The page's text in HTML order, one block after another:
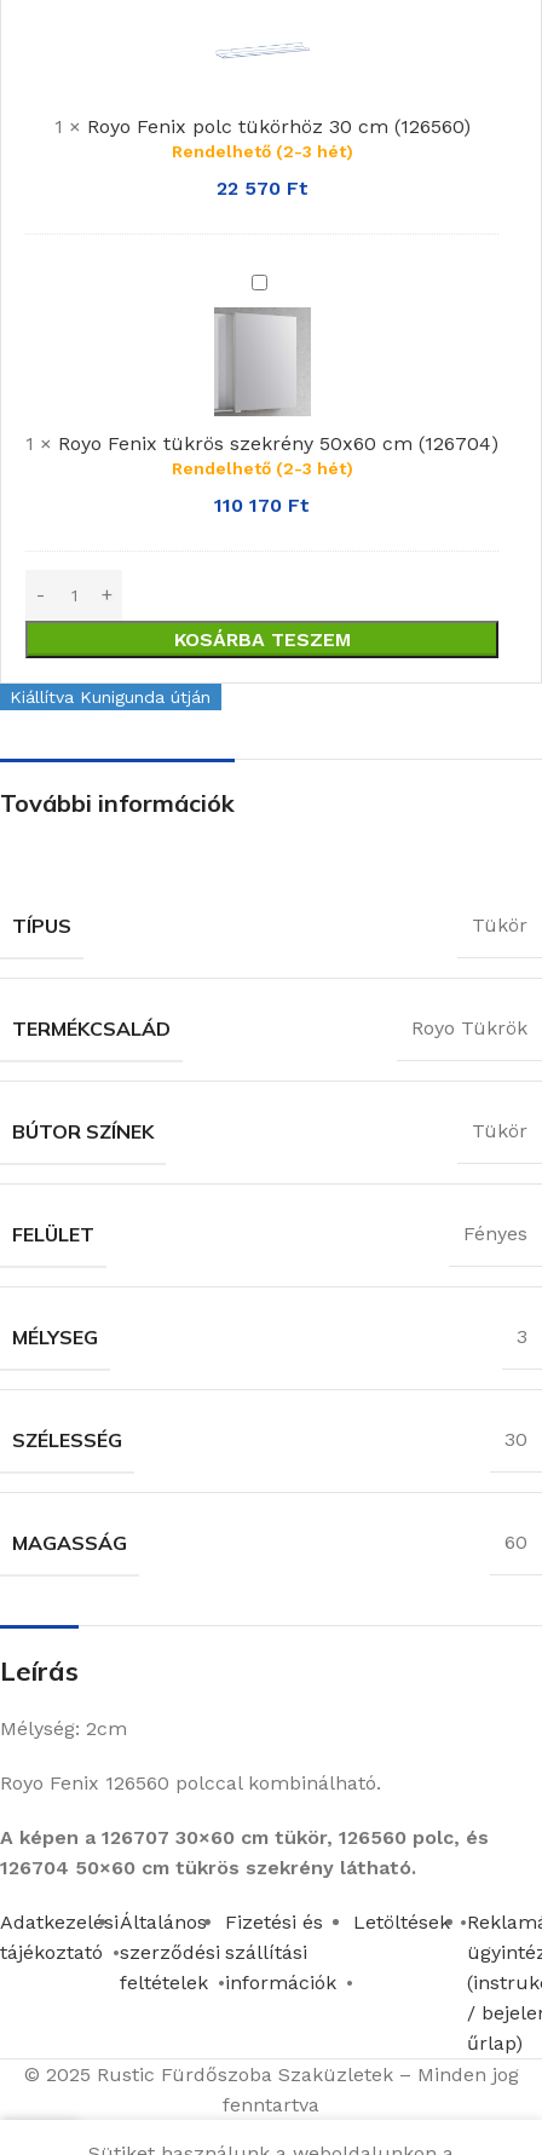
cm
(126560)
1 × Royo Fenix polc tükörhöz 30 cm (126560)
Rendelhető (2-3 hét)
22 570 Ft
Royo
Fenix
cm
(126704)
1 × Royo Fenix tükrös szekrény 50x60 cm (126704)
Rendelhető (2-3 hét)
110 170 Ft
KOSÁRBA TESZEM
Kiállítva Kunigunda útján
További információk
TÍPUS Tükör
TERMÉKCSALÁD Royo Tükrök
BÚTOR SZÍNEK Tükör
FELÜLET Fényes
MÉLYSEG 3
SZÉLESSÉG 30
MAGASSÁG 60
Leírás
Mélység: 2cm
Royo Fenix 126560 polccal kombinálható.
A képen a 126707 30×60 cm tükör, 126560 polc, és
126704 50×60 cm tükrös szekrény látható.
Adatkezelési
tájékoztató
Általános
szerződési
feltételek
Fizetési és
szállítási
információk
Letöltések
/
űrlap)
© 2025 Rustic Fürdőszoba Szaküzletek – Minden jog
fenntartva